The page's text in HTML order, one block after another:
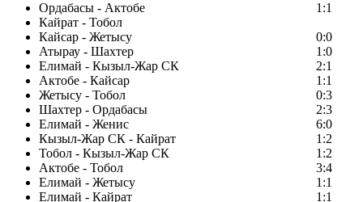
Ордабасы - Актобе
1:1
Кайрат - Тобол
Кайсар - Жетысу
0:0
Атырау - Шахтер
1:0
Елимай - Кызыл-Жар СК
2:1
Актобе - Кайсар
1:1
Жетысу - Тобол
0:3
Шахтер - Ордабасы
2:3
Елимай - Женис
6:0
Кызыл-Жар СК - Кайрат
1:2
Тобол - Кызыл-Жар СК
1:2
Актобе - Тобол
3:4
Елимай - Жетысу
1:1
Елимай - Кайрат
1:1